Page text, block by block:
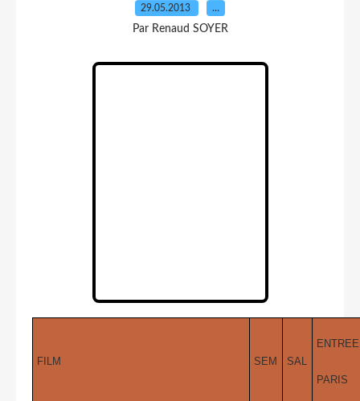
29.05.2013 …
Par Renaud SOYER
FILM SEM SAL
PARIS